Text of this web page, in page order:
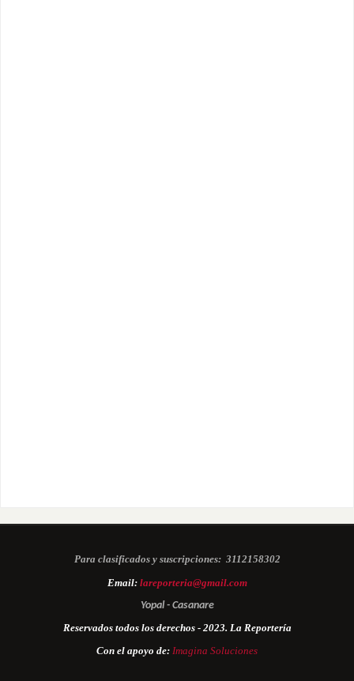
Para clasificados y suscripciones: 3112158302
Email: lareporteria@gmail.com
Yopal - Casanare
Reservados todos los derechos - 2023. La Reportería
Con el apoyo de: Imagina Soluciones